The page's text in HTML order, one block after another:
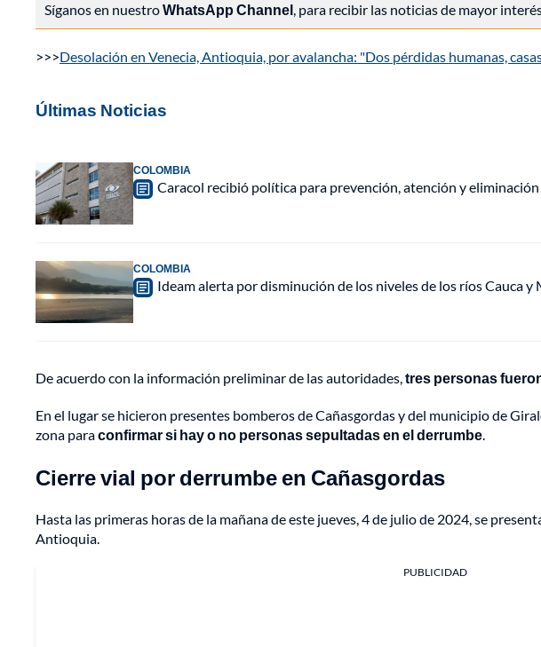
Síganos en nuestroWhatsApp Channel, para recibir las noticias de mayor
>>>Desolación en Venecia, Antioquia, por avalancha: "Dos pérdidas humanas,
Últimas Noticias
COLOMBIA
Caracol recibió política para prevención, atención y
COLOMBIA
Ideam alerta por disminución de los niveles de los ríos Cauca y
De acuerdo con la información preliminar de las autoridades,tres personas
En el lugar se hicieron presentes bomberos de Cañasgordas y del municipio de
zona paraconfirmar si hay o no personas sepultadas en el derrumbe.
Cierre vial por derrumbe en Cañasgordas
Hasta las primeras horas de la mañana de este jueves, 4 de julio de 2024, se
Antioquia.
PUBLICIDAD